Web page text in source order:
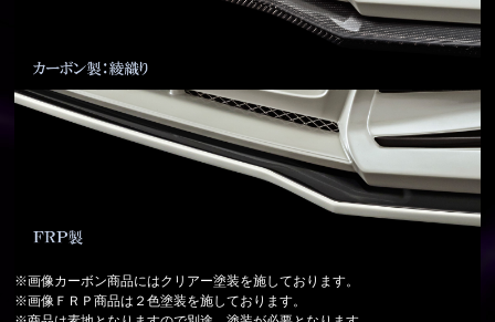
※画像カーボン商品にはクリアー塗装を施しております。
※画像ＦＲＰ商品は２色塗装を施しております。